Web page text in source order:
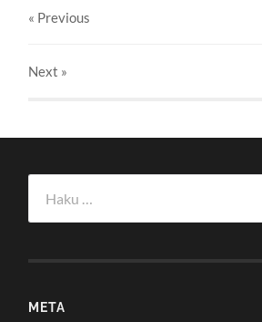
« Previous
Next »
META